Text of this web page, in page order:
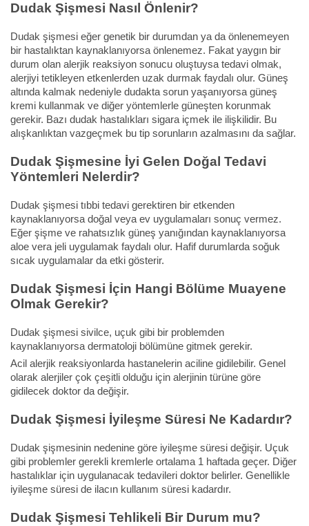
Dudak Şişmesi Nasıl Önlenir?
Dudak şişmesi eğer genetik bir durumdan ya da önlenemeyen
bir hastalıktan kaynaklanıyorsa önlenemez. Fakat yaygın bir
durum olan alerjik reaksiyon sonucu oluştuysa tedavi olmak,
alerjiyi tetikleyen etkenlerden uzak durmak faydalı olur. Güneş
altında kalmak nedeniyle dudakta sorun yaşanıyorsa güneş
kremi kullanmak ve diğer yöntemlerle güneşten korunmak
gerekir. Bazı dudak hastalıkları sigara içmek ile ilişkilidir. Bu
alışkanlıktan vazgeçmek bu tip sorunların azalmasını da sağlar.
Dudak Şişmesine İyi Gelen Doğal Tedavi
Yöntemleri Nelerdir?
Dudak şişmesi tıbbi tedavi gerektiren bir etkenden
kaynaklanıyorsa doğal veya ev uygulamaları sonuç vermez.
Eğer şişme ve rahatsızlık güneş yanığından kaynaklanıyorsa
aloe vera jeli uygulamak faydalı olur. Hafif durumlarda soğuk
sıcak uygulamalar da etki gösterir.
Dudak Şişmesi İçin Hangi Bölüme Muayene
Olmak Gerekir?
Dudak şişmesi sivilce, uçuk gibi bir problemden
kaynaklanıyorsa dermatoloji bölümüne gitmek gerekir.
Acil alerjik reaksiyonlarda hastanelerin aciline gidilebilir. Genel
olarak alerjiler çok çeşitli olduğu için alerjinin türüne göre
gidilecek doktor da değişir.
Dudak Şişmesi İyileşme Süresi Ne Kadardır?
Dudak şişmesinin nedenine göre iyileşme süresi değişir. Uçuk
gibi problemler gerekli kremlerle ortalama 1 haftada geçer. Diğer
hastalıklar için uygulanacak tedavileri doktor belirler. Genellikle
iyileşme süresi de ilacın kullanım süresi kadardır.
Dudak Şişmesi Tehlikeli Bir Durum mu?